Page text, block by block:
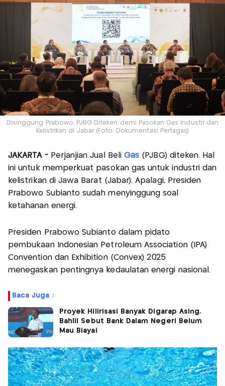
Disinggung Prabowo, PJBG Diteken demi Pasokan Gas Industri dan
Kelistrikan di Jabar (Foto: Dokumentasi Pertagas)
JAKARTA -Perjanjian Jual Beli Gas (PJBG) diteken. Hal
ini untuk memperkuat pasokan gas untuk industri dan
kelistrikan di Jawa Barat (Jabar). Apalagi, Presiden
Prabowo Subianto sudah menyinggung soal
ketahanan energi.
Presiden Prabowo Subianto dalam pidato
pembukaan Indonesian Petroleum Association (IPA)
Convention dan Exhibition (Convex) 2025
menegaskan pentingnya kedaulatan energi nasional.
Baca Juga :
Proyek Hilirisasi Banyak Digarap Asing,
Bahlil Sebut Bank Dalam Negeri Belum
Mau Biayai